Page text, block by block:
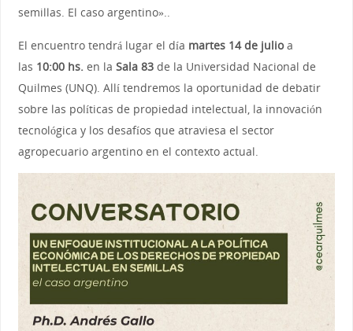
semillas. El caso argentino»..
El encuentro tendrá lugar el día martes 14 de julioa
las 10:00 hs. en la Sala 83de la Universidad Nacional de
Quilmes (UNQ). Allí tendremos la oportunidad de debatir
sobre las políticas de propiedad intelectual, la innovación
tecnológica y los desafíos que atraviesa el sector
agropecuario argentino en el contexto actual.